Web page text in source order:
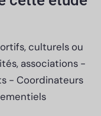
culturels ou
associations -
- Coordinateurs